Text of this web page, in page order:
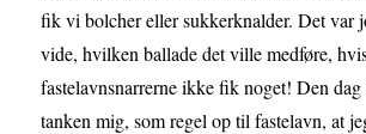
fik vi bolcher eller sukkerknalder. Det var
vide, hvilken ballade det ville medføre,
fastelavnsnarrerne ikke fik noget! Den
tanken mig, som regel op til fastelavn, at